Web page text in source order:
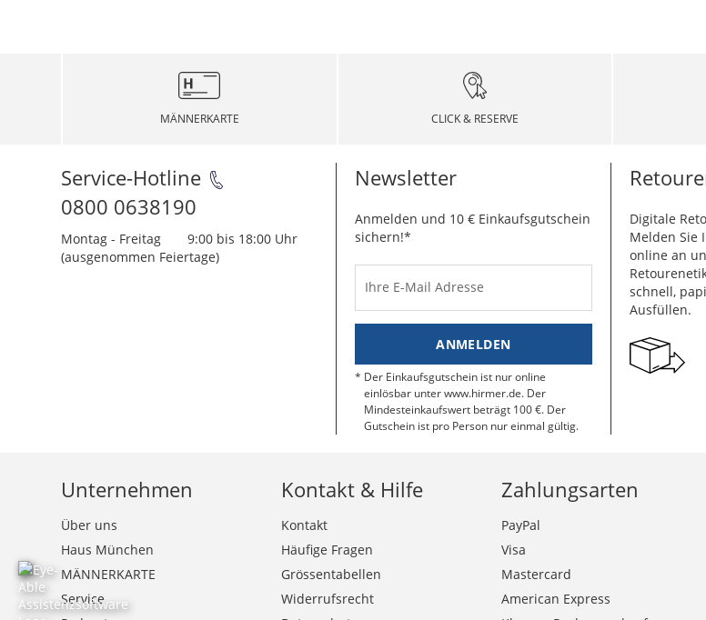
MÄNNERKARTE CLICK & RESERVE
Service-Hotline
0800 0638190
Montag - Freitag
9:00 bis 18:00 Uhr
(ausgenommen Feiertage)
Newsletter
Anmelden und 10 € Einkaufsgutschein
sichern!*
Ihre E-Mail Adresse
ANMELDEN
Der Einkaufsgutschein ist nur online
einlösbar unter www.hirmer.de. Der
Mindesteinkaufswert beträgt 100 €. Der
Gutschein ist pro Person nur einmal gültig.
Digitale
Melden Sie
online an
schnell,
Ausfüllen.
Unternehmen
Über uns
Haus München
MÄNNERKARTE
Service
Kontakt & Hilfe
Kontakt
Häufige Fragen
Grössentabellen
Widerrufsrecht
Zahlungsarten
PayPal
Visa
Mastercard
American Express